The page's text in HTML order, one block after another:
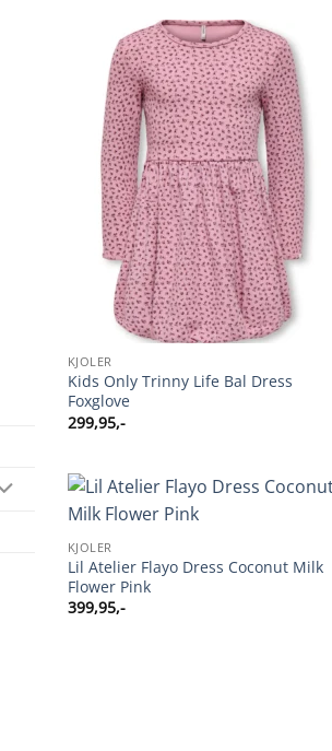
KJOLER
Kids Only Trinny Life Bal Dress
Foxglove
299,95,-
KJOLER
Lil Atelier Flayo Dress Coconut Milk
Flower Pink
399,95,-